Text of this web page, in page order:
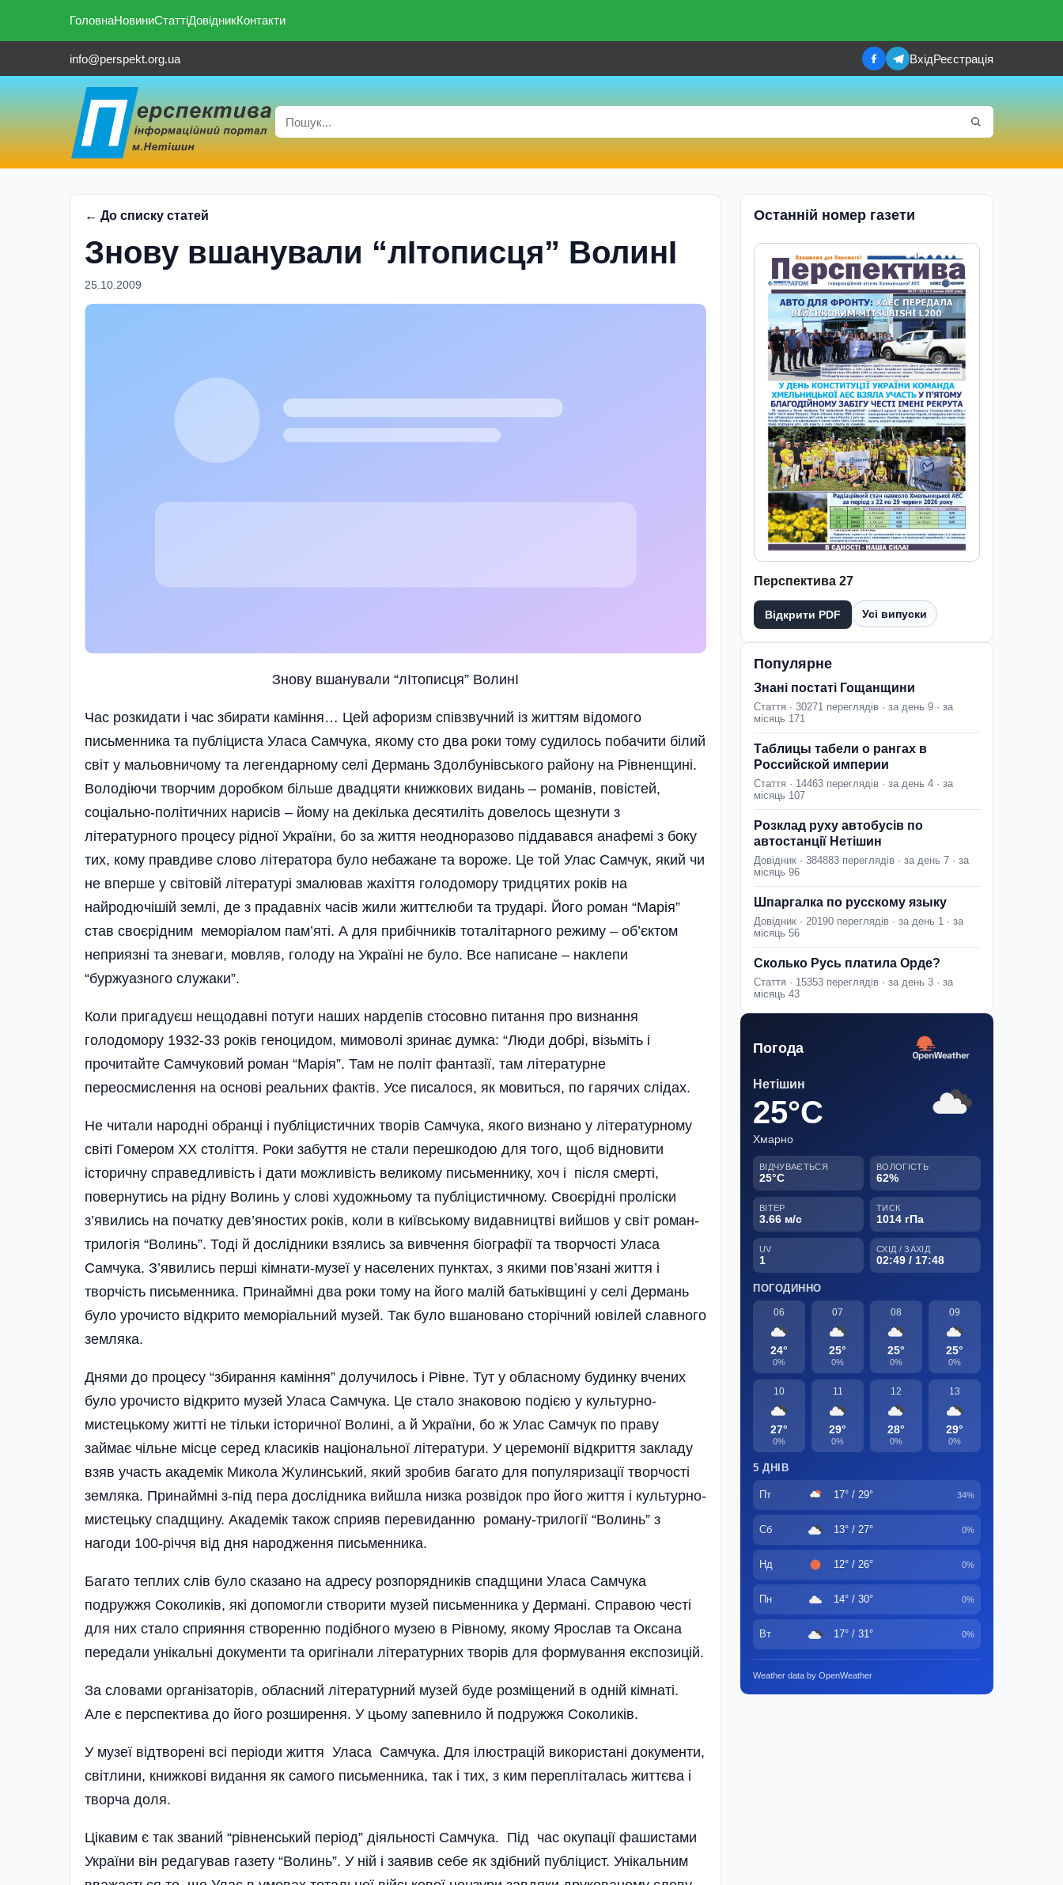
ГоловнаНовиниСтаттіДовідникКонтакти
info@perspekt.org.ua ВхідРеєстрація
← До списку статей
Знову вшанували “лIтописця” ВолинI
25.10.2009
Знову вшанували “лIтописця” ВолинI
Час розкидати і час збирати каміння… Цей афоризм співзвучний із життям відомого
письменника та публіциста Уласа Самчука, якому сто два роки тому судилось побачити білий
світ у мальовничому та легендарному селі Дермань Здолбунівського району на Рівненщині.
Володіючи творчим доробком більше двадцяти книжкових видань – романів, повістей,
соціально-політичних нарисів – йому на декілька десятиліть довелось щезнути з
літературного процесу рідної України, бо за життя неодноразово піддавався анафемі з боку
тих, кому правдиве слово літератора було небажане та вороже. Це той Улас Самчук, який чи
не вперше у світовій літературі змалював жахіття голодомору тридцятих років на
найродючішій землі, де з прадавніх часів жили життєлюби та трударі. Його роман “Марія”
став своєрідним меморіалом пам’яті. А для прибічників тоталітарного режиму – об’єктом
неприязні та зневаги, мовляв, голоду на Україні не було. Все написане – наклепи
“буржуазного служаки”.
Коли пригадуєш нещодавні потуги наших нардепів стосовно питання про визнання
голодомору 1932-33 років геноцидом, мимоволі зринає думка: “Люди добрі, візьміть і
прочитайте Самчуковий роман “Марія”. Там не політ фантазії, там літературне
переосмислення на основі реальних фактів. Усе писалося, як мовиться, по гарячих слідах.
Не читали народні обранці і публіцистичних творів Самчука, якого визнано у літературному
світі Гомером ХХ століття. Роки забуття не стали перешкодою для того, щоб відновити
історичну справедливість і дати можливість великому письменнику, хоч і після смерті,
повернутись на рідну Волинь у слові художньому та публіцистичному. Своєрідні проліски
з’явились на початку дев’яностих років, коли в київському видавництві вийшов у світ роман-
трилогія “Волинь”. Тоді й дослід­ники взялись за вивчення біографії та творчості Уласа
Самчука. З’явились перші кімнати-музеї у населених пунктах, з якими пов’язані життя і
творчість письменника. Принаймні два роки тому на його малій батьківщині у селі Дермань
було урочисто відкрито меморіальний музей. Так було вшановано сторічний ювілей славного
земляка.
Днями до процесу “збирання каміння” долучилось і Рівне. Тут у обласному будинку вчених
було урочисто відкрито музей Уласа Самчука. Це стало знаковою подією у культурно-
мистецькому житті не тільки історичної Волині, а й України, бо ж Улас Самчук по праву
займає чільне місце серед класиків національної літератури. У церемонії відкриття закладу
взяв участь академік Микола Жулинський, який зробив багато для популяризації творчості
земляка. Принаймні з-під пера дослідника вийшла низка розвідок про його життя і культурно-
мистецьку спадщину. Академік також сприяв перевиданню роману-трилогії “Волинь” з
нагоди 100-річчя від дня народження письменника.
Багато теплих слів було сказано на адресу розпорядників спадщини Уласа Самчука
подружжя Соколиків, які допомогли створити музей письменника у Дермані. Справою честі
для них стало сприяння створенню подібного музею в Рівному, якому Ярослав та Оксана
передали унікальні документи та оригінали літературних творів для формування експозицій.
За словами організаторів, обласний літературний музей буде розміщений в одній кімнаті.
Але є перспектива до його розширення. У цьому запевнило й подружжя Соколиків.
У музеї відтворені всі періоди життя Уласа Самчука. Для ілюстрацій використані документи,
світлини, книжкові видання як самого письменника, так і тих, з ким перепліталась життєва і
творча доля.
Цікавим є так званий “рівненський період” діяльності Самчука. Під час окупації фашистами
України він редагував газету “Волинь”. У ній і заявив себе як здібний публіцист. Унікальним
Останній номер газети
Перспектива 27
Відкрити PDF Усі випуски
Популярне
Знані постаті Гощанщини
Стаття · 30271 переглядів · за день 9 · за
місяць 171
Таблицы табели о рангах в
Российской империи
Стаття · 14463 переглядів · за день 4 · за
місяць 107
Розклад руху автобусів по
автостанції Нетішин
Довідник · 384883 переглядів · за день 7 · за
місяць 96
Шпаргалка по русскому языку
Довідник · 20190 переглядів · за день 1 · за
місяць 56
Сколько Русь платила Орде?
Стаття · 15353 переглядів · за день 3 · за
місяць 43
Погода
Нетішин
25°C
Хмарно
ВІДЧУВАЄТЬСЯ
25°C
ВОЛОГІСТЬ
62%
ВІТЕР
3.66 м/с
ТИСК
1014 гПа
UV
1
СХІД / ЗАХІД
02:49 / 17:48
ПОГОДИННО
06
24°
0%
07
25°
0%
08
25°
0%
09
25°
0%
10
27°
0%
11
29°
0%
12
28°
0%
13
29°
0%
5 ДНІВ
Пт 17° / 29° 34%
Сб 13° / 27° 0%
Нд 12° / 26° 0%
Пн 14° / 30° 0%
Вт 17° / 31° 0%
Weather data by OpenWeather